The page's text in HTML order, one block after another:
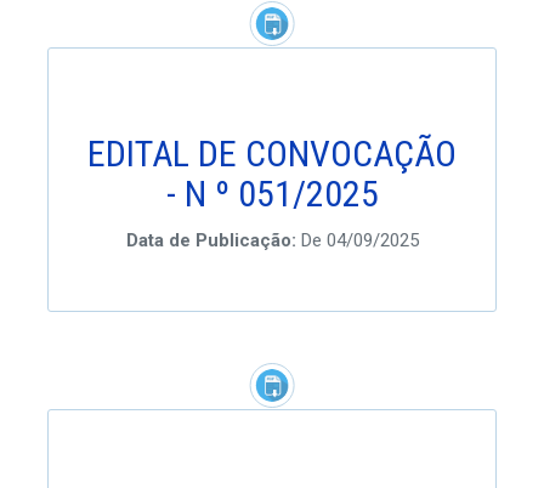
EDITAL DE CONVOCAÇÃO
- N º 051/2025
Data de Publicação: De 04/09/2025